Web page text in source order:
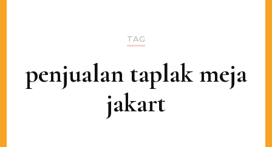
TAG
penjualan taplak meja
jakart